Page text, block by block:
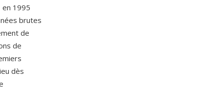
en 1995
brutes
de
de
dès